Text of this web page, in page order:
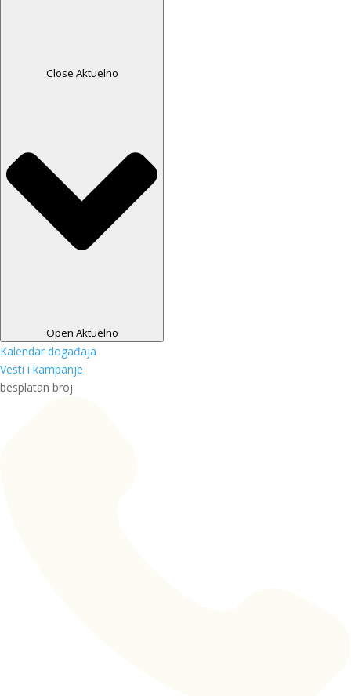
Close Aktuelno
Open Aktuelno
Kalendar događaja
Vesti i kampanje
besplatan broj